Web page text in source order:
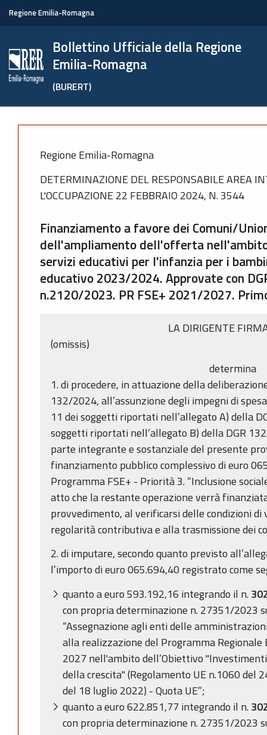
Regione Emilia-Romagna
Bollettino Ufficiale della Regione
Emilia-Romagna
(BURERT)
Regione Emilia-Romagna
DETERMINAZIONE DEL RESPONSABILE AREA
L'OCCUPAZIONE 22 FEBBRAIO 2024, N. 3544
Finanziamento a favore dei Comuni/
dell'ampliamento dell'offerta
servizi educativi per l'infanzia per i
educativo 2023/2024. Approvate con
n.2120/2023. PR FSE+ 2021/2027.
LA DIRIGENTE
(omissis)
determina
1. di procedere, in attuazione della
132/2024, all’assunzione degli impegni di
11 dei soggetti riportati nell’allegato A) della
soggetti riportati nell’allegato B) della DGR
parte integrante e sostanziale del presente
finanziamento pubblico complessivo di euro
Programma FSE+ - Priorità 3. “Inclusione
atto che la restante operazione verrà
provvedimento, al verificarsi delle condizioni di
regolarità contributiva e alla trasmissione dei
2. di imputare, secondo quanto previsto
l’importo di euro 065.694,40 registrato come
quanto a euro 593.192,16 integrando il n.
con propria determinazione n. 27351/2023
“Assegnazione agli enti delle
alla realizzazione del Programma
2027 nell'ambito dell’Obiettivo
della crescita" (Regolamento UE n.1060 del
del 18 luglio 2022) - Quota UE”;
quanto a euro 622.851,77 integrando il n.
con propria determinazione n. 27351/2023